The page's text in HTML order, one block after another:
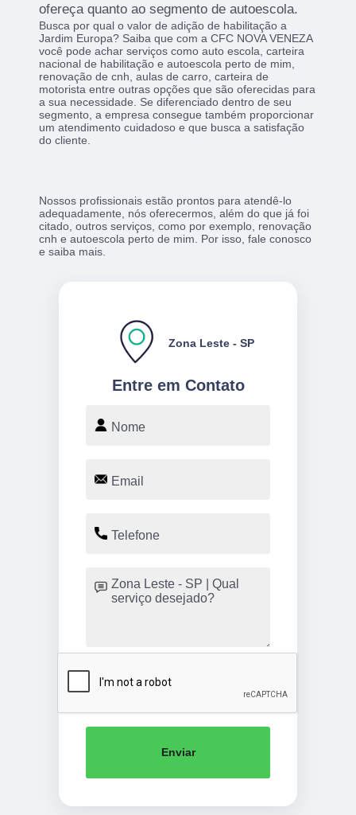
ofereça quanto ao segmento de autoescola.
Busca por qual o valor de adição de habilitação a
Jardim Europa? Saiba que com a CFC NOVA VENEZA
você pode achar serviços como auto escola, carteira
nacional de habilitação e autoescola perto de mim,
renovação de cnh, aulas de carro, carteira de
motorista entre outras opções que são oferecidas para
a sua necessidade. Se diferenciado dentro de seu
segmento, a empresa consegue também proporcionar
um atendimento cuidadoso e que busca a satisfação
do cliente.
Nossos profissionais estão prontos para atendê-lo
adequadamente, nós oferecermos, além do que já foi
citado, outros serviços, como por exemplo, renovação
cnh e autoescola perto de mim. Por isso, fale conosco
e saiba mais.
Entre em Contato
Zona Leste - SP
Enviar